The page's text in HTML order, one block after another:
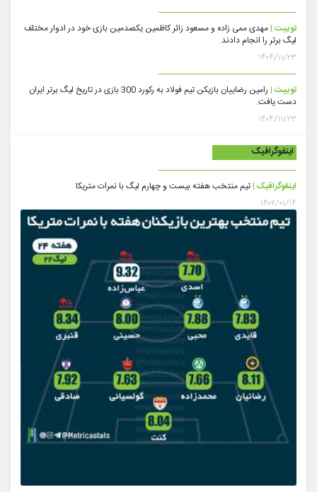
توییت |مهدی ممی زاده و مسعود زائر کاظمین یکصدمین بازی خود در ادوار مختلف
لیگ برتر را انجام دادند.
۱۴۰۴/۱۱/۲۳
توییت |
رامین رضاییان بازیکن تیم فولاد به رکورد 300 بازی در تاریخ لیگ برتر ایران
دست یافت.
۱۴۰۴/۱۱/۲۳
اینفوگرافیک
اینفوگرافیک |تیم منتخب هفته بیست و چهارم لیگ با نمرات متریکا
۱۴۰۲/۰۱/۱۴